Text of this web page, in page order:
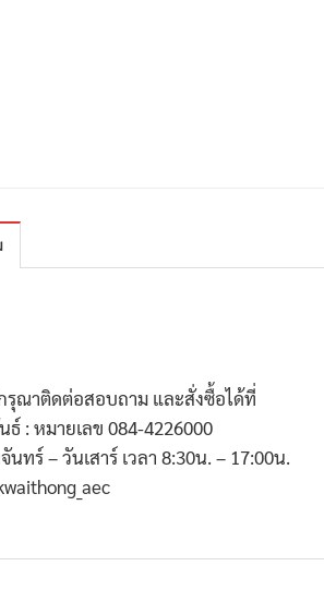
รุณาติดต่อสอบถาม และสั่งซื้อได้ที่
: หมายเลข 084-4226000
นทร์ – วันเสาร์ เวลา 8:30น. – 17:00น.